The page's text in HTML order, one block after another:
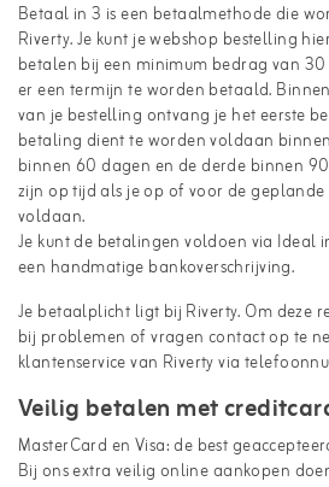
Betaal in 3 is een betaalmethode die
Riverty. Je kunt je webshop bestelling
betalen bij een minimum bedrag van
er een termijn te worden betaald.
van je bestelling ontvang je het eerste
betaling dient te worden voldaan
binnen 60 dagen en de derde binnen
zijn op tijd als je op of voor de
voldaan.
Je kunt de betalingen voldoen via Ideal
een handmatige bankoverschrijving.
Je betaalplicht ligt bij Riverty. Om deze
bij problemen of vragen contact op te
klantenservice van Riverty via
Veilig betalen met
MasterCard en Visa: de best
Bij ons extra veilig online aankopen